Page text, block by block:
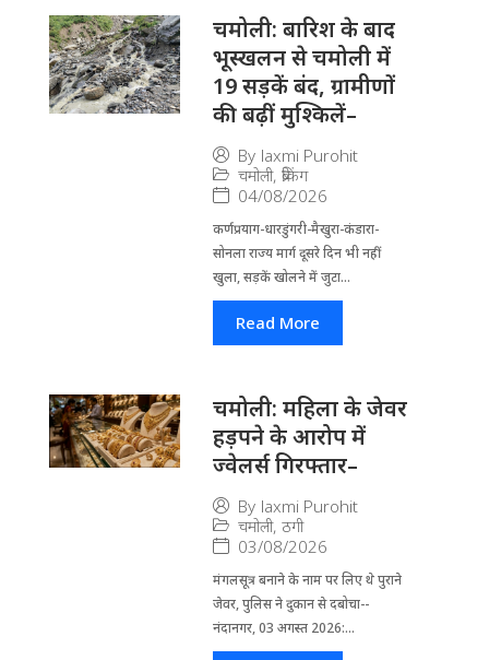
चमोली: बारिश के बाद
भूस्खलन से चमोली में
19 सड़कें बंद, ग्रामीणों
की बढ़ीं मुश्किलें–
By laxmi Purohit
चमोली, ब्रेकिंग
04/08/2026
कर्णप्रयाग-धारडुंगरी-मैखुरा-कंडारा-
सोनला राज्य मार्ग दूसरे दिन भी नहीं
खुला, सड़कें खोलने में जुटा...
Read More
चमोली: महिला के जेवर
हड़पने के आरोप में
ज्वेलर्स गिरफ्तार–
By laxmi Purohit
चमोली, ठगी
03/08/2026
मंगलसूत्र बनाने के नाम पर लिए थे पुराने
जेवर, पुलिस ने दुकान से दबोचा--
नंदानगर, 03 अगस्त 2026:...